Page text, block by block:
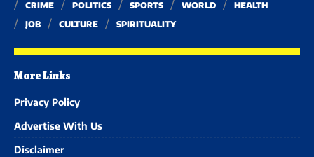
CRIME
POLITICS SPORTS WORLD
HEALTH
JOB
CULTURE SPIRITUALITY
More Links
Privacy Policy
Advertise With Us
Disclaimer